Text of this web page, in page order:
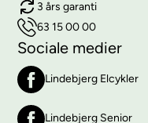
3 års garanti
63 15 00 00
Sociale medier
Lindebjerg Elcykler
Lindebjerg Senior